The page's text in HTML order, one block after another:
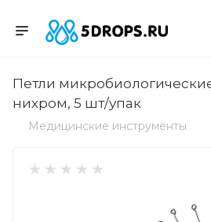
Петли
нихром, 5 шт/упак
Медицинские инструменты